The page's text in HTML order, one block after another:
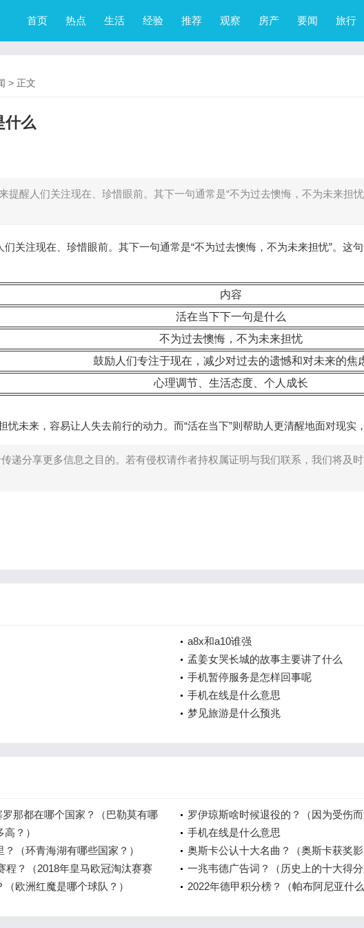
首页 热点 生活 经验 推荐 观察 房产 要闻 旅行
> 正文
什么
提醒人们关注现在、珍惜眼前。其下一句通常是“不为过去懊悔，不为未来担
们关注现在、珍惜眼前。其下一句通常是“不为过去懊悔，不为未来担忧”。这
内容
活在当下下一句是什么
不为过去懊悔，不为未来担忧
鼓励人们专注于现在，减少对过去的遗憾和对未来的焦
心理调节、生活态度、个人成长
忧未来，容易让人失去前行的动力。而“活在当下”则帮助人更清醒地面对现实
递分享更多信息之目的。若有侵权请作者持权属证明与我们联系，我们将及
a8x和a10谁强
孟姜女哭长城的故事主要讲了什么
手机暂停服务是怎样回事呢
手机在线是什么意思
梦见旅游是什么预兆
那都在哪个国家？（巴勒莫有哪
罗伊琼斯啥时候退役的？（因为受伤
些？）
？）
手机在线是什么意思
（环青海湖有哪些国家？）
奥斯卡公认十大名曲？（奥斯卡获奖影
程？（2018年皇马欧冠淘汰赛赛
一兆韦德广告词？（历史上的十大得分
欧洲红魔是哪个球队？）
2022年德甲积分榜？（帕布阿尼亚什么